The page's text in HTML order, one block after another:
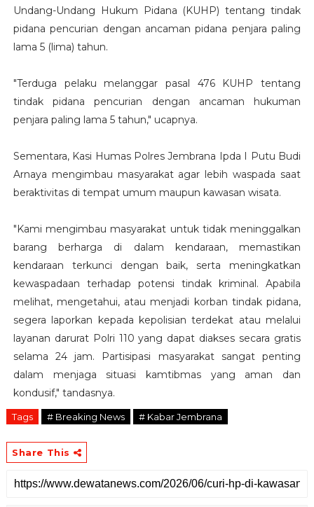
Undang-Undang Hukum Pidana (KUHP) tentang tindak
pidana pencurian dengan ancaman pidana penjara paling
lama 5 (lima) tahun.
"Terduga pelaku melanggar pasal 476 KUHP tentang
tindak pidana pencurian dengan ancaman hukuman
penjara paling lama 5 tahun," ucapnya.
Sementara, Kasi Humas Polres Jembrana Ipda I Putu Budi
Arnaya mengimbau masyarakat agar lebih waspada saat
beraktivitas di tempat umum maupun kawasan wisata.
"Kami mengimbau masyarakat untuk tidak meninggalkan
barang berharga di dalam kendaraan, memastikan
kendaraan terkunci dengan baik, serta meningkatkan
kewaspadaan terhadap potensi tindak kriminal. Apabila
melihat, mengetahui, atau menjadi korban tindak pidana,
segera laporkan kepada kepolisian terdekat atau melalui
layanan darurat Polri 110 yang dapat diakses secara gratis
selama 24 jam. Partisipasi masyarakat sangat penting
dalam menjaga situasi kamtibmas yang aman dan
kondusif," tandasnya.
Tags # Breaking News # Kabar Jembrana
Share This